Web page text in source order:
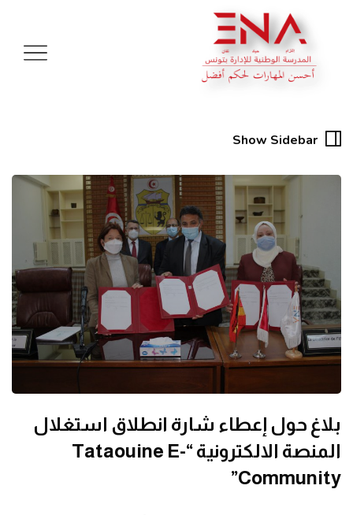
Show Sidebar
بلاغ حول إعطاء شارة انطلاق استغلال
المنصة الالكترونية “Tataouine E-
Community”